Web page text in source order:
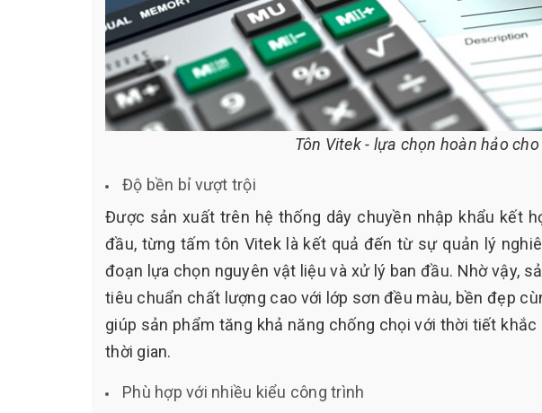
Tôn Vitek - lựa chọn hoàn hảo
Độ bền bỉ vượt trội
Được sản xuất trên hệ thống dây chuyền nhập khẩu kết
đầu, từng tấm tôn Vitek là kết quả đến từ sự quản lý
đoạn lựa chọn nguyên vật liệu và xử lý ban đầu. Nhờ vậy,
tiêu chuẩn chất lượng cao với lớp sơn đều màu, bền đẹp
giúp sản phẩm tăng khả năng chống chọi với thời tiết
thời gian.
Phù hợp với nhiều kiểu công trình